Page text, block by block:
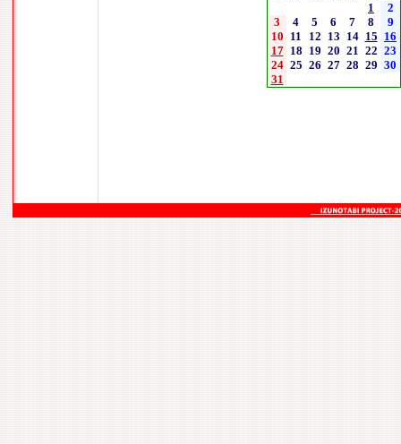
1
2
3
4 5 6 7 8
9
10 11 12 13 14 15 16
17 18 19 20 21 22 23
24 25 26 27 28 29 30
31